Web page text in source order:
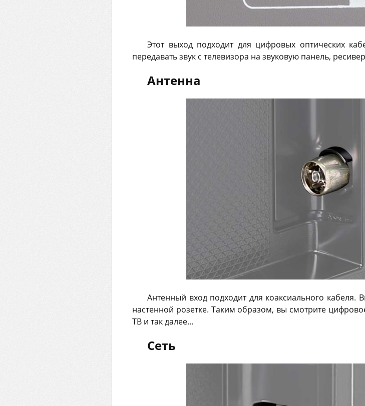
Этот выход подходит для цифровых оптических
передавать звук с телевизора на звуковую панель,
Антенна
Антенный вход подходит для коаксиального кабеля.
настенной розетке. Таким образом, вы смотрите
ТВ и так далее...
Сеть